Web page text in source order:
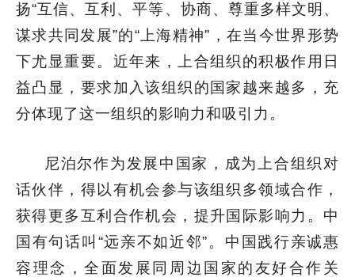
扬“互信、互利、平等、协商、尊重多样文明、
谋求共同发展”的“上海精神”，在当今世界形势
下尤显重要。近年来，上合组织的积极作用日
益凸显，要求加入该组织的国家越来越多，充
分体现了这一组织的影响力和吸引力。
尼泊尔作为发展中国家，成为上合组织对
话伙伴，得以有机会参与该组织多领域合作，
获得更多互利合作机会，提升国际影响力。中
国有句话叫“远亲不如近邻”。中国践行亲诚惠
容理念，全面发展同周边国家的友好合作关